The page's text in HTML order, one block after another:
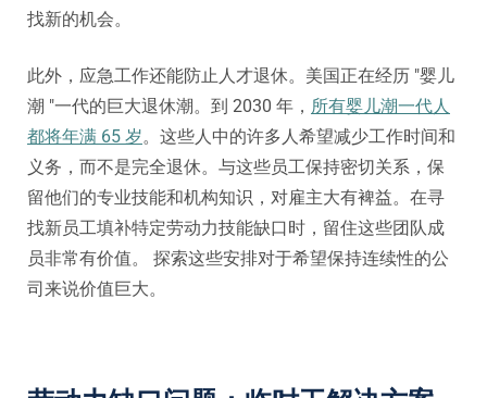
找新的机会。
此外，应急工作还能防止人才退休。美国正在经历 "婴儿
潮 "一代的巨大退休潮。到 2030 年， 所有婴儿潮一代人
都将年满 65 岁。这些人中的许多人希望减少工作时间和
义务，而不是完全退休。与这些员工保持密切关系，保
留他们的专业技能和机构知识，对雇主大有裨益。在寻
找新员工填补特定劳动力技能缺口时，留住这些团队成
员非常有价值。
探索这些安排对于希望保持连续性的公
司来说价值巨大。